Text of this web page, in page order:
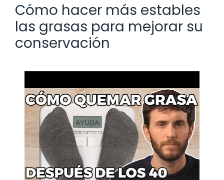
Cómo hacer más estables
las grasas para mejorar su
conservación